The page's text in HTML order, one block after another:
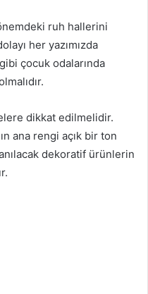
ruh hallerini
her yazımızda
çocuk odalarında
dikkat edilmelidir.
ana rengi açık bir ton
dekoratif ürünlerin